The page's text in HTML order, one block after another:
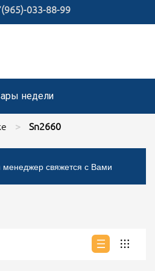
033-88-99
недели
Sn2660
менеджер свяжется с Вами